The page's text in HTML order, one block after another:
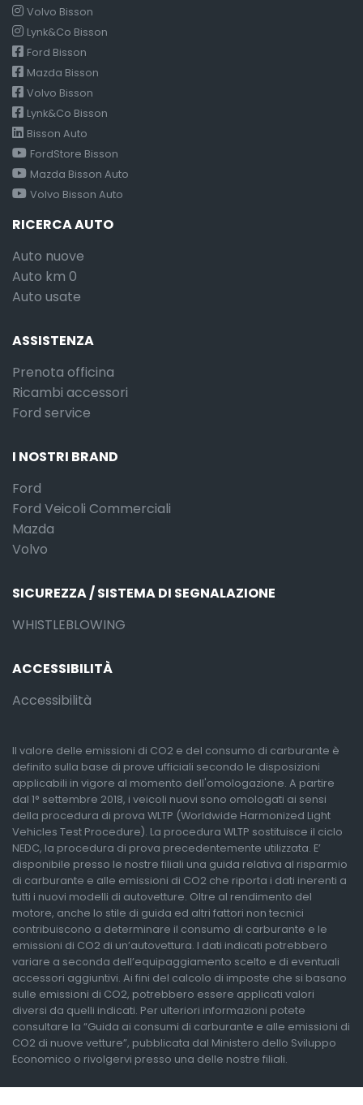
Volvo Bisson
Lynk&Co Bisson
Ford Bisson
Mazda Bisson
Volvo Bisson
Lynk&Co Bisson
Bisson Auto
FordStore Bisson
Mazda Bisson Auto
Volvo Bisson Auto
RICERCA AUTO
Auto nuove
Auto km 0
Auto usate
ASSISTENZA
Prenota officina
Ricambi accessori
Ford service
I NOSTRI BRAND
Ford
Ford Veicoli Commerciali
Mazda
Volvo
SICUREZZA / SISTEMA DI SEGNALAZIONE
WHISTLEBLOWING
ACCESSIBILITÀ
Accessibilità
Il valore delle emissioni di CO2 e del consumo di carburante è
definito sulla base di prove ufficiali secondo le disposizioni
applicabili in vigore al momento dell'omologazione. A partire
dal 1° settembre 2018, i veicoli nuovi sono omologati ai sensi
della procedura di prova WLTP (Worldwide Harmonized Light
Vehicles Test Procedure). La procedura WLTP sostituisce il ciclo
NEDC, la procedura di prova precedentemente utilizzata. E’
disponibile presso le nostre filiali una guida relativa al risparmio
di carburante e alle emissioni di CO2 che riporta i dati inerenti a
tutti i nuovi modelli di autovetture. Oltre al rendimento del
motore, anche lo stile di guida ed altri fattori non tecnici
contribuiscono a determinare il consumo di carburante e le
emissioni di CO2 di un’autovettura. I dati indicati potrebbero
variare a seconda dell’equipaggiamento scelto e di eventuali
accessori aggiuntivi. Ai fini del calcolo di imposte che si basano
sulle emissioni di CO2, potrebbero essere applicati valori
diversi da quelli indicati. Per ulteriori informazioni potete
consultare la “Guida ai consumi di carburante e alle emissioni di
CO2 di nuove vetture”, pubblicata dal Ministero dello Sviluppo
Economico o rivolgervi presso una delle nostre filiali.